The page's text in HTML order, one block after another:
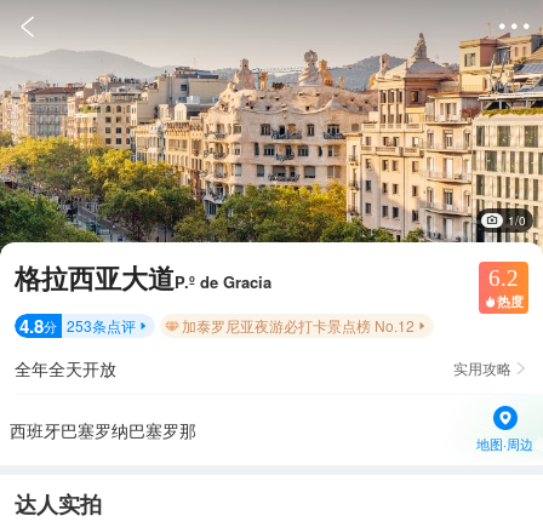
 
1/0
格拉西亚大道P.º de Gracia 6.2
 热度
4.8分 253条点评  加泰罗尼亚夜游必打卡景点榜 No.12 
全年全天开放 实用攻略 
西班牙巴塞罗纳巴塞罗那
地图·周边
达人实拍